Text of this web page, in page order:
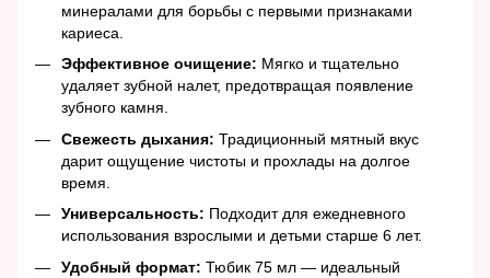
минералами для борьбы с первыми признаками
кариеса.
Эффективное очищение: Мягко и тщательно
удаляет зубной налет, предотвращая появление
зубного камня.
Свежесть дыхания: Традиционный мятный вкус
дарит ощущение чистоты и прохлады на долгое
время.
Универсальность: Подходит для ежедневного
использования взрослыми и детьми старше 6 лет.
Удобный формат: Тюбик 75 мл — идеальный